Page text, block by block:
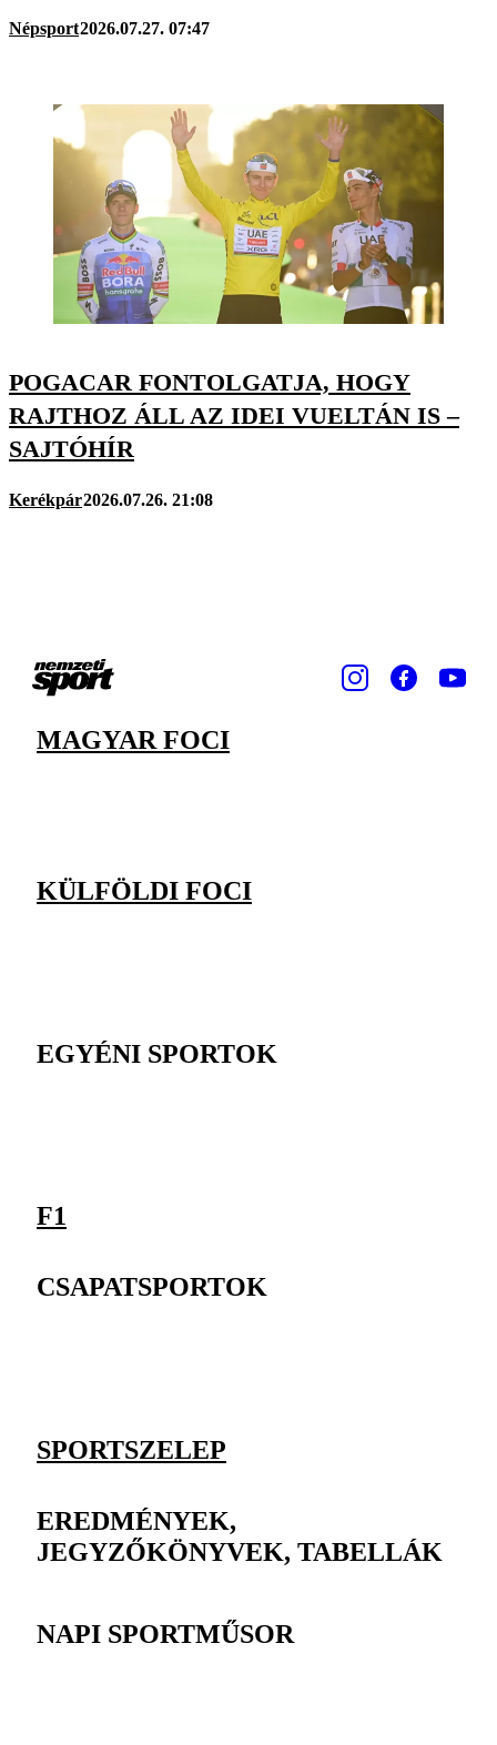
Népsport2026.07.27. 07:47
POGACAR FONTOLGATJA, HOGY
RAJTHOZ ÁLL AZ IDEI VUELTÁN IS –
SAJTÓHÍR
Kerékpár2026.07.26. 21:08
MAGYAR FOCI
KÜLFÖLDI FOCI
EGYÉNI SPORTOK
F1
CSAPATSPORTOK
SPORTSZELEP
EREDMÉNYEK,
JEGYZŐKÖNYVEK, TABELLÁK
NAPI SPORTMŰSOR